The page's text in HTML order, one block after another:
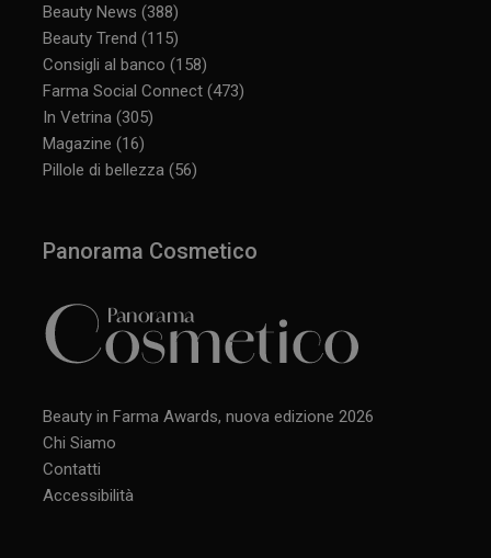
Beauty News (388)
Beauty Trend (115)
Consigli al banco (158)
Farma Social Connect (473)
In Vetrina (305)
Magazine (16)
Pillole di bellezza (56)
Panorama Cosmetico
Beauty in Farma Awards, nuova edizione 2026
Chi Siamo
Contatti
Accessibilità